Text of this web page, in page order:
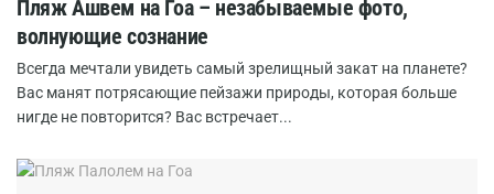
Пляж Ашвем на Гоа – незабываемые фото,
волнующие сознание
Всегда мечтали увидеть самый зрелищный закат на планете?
Вас манят потрясающие пейзажи природы, которая больше
нигде не повторится? Вас встречает...